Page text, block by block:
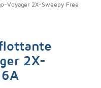
Voyager 2X-Sweepy Free
2X-